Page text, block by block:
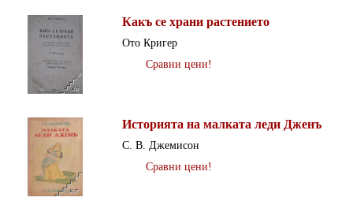
Какъ се храни растението
Ото Кригер
Сравни цени!
Историята на малката леди Дженъ
С. В. Джемисон
Сравни цени!